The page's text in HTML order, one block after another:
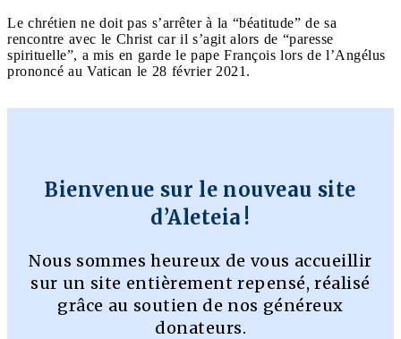
Le chrétien ne doit pas s’arrêter à la “béatitude” de sa
rencontre avec le Christ car il s’agit alors de “paresse
spirituelle”, a mis en garde le pape François lors de l’Angélus
prononcé au Vatican le 28 février 2021.
Bienvenue sur le nouveau site
d’Aleteia !
Nous sommes heureux de vous accueillir
sur un site entièrement repensé, réalisé
grâce au soutien de nos généreux
donateurs.